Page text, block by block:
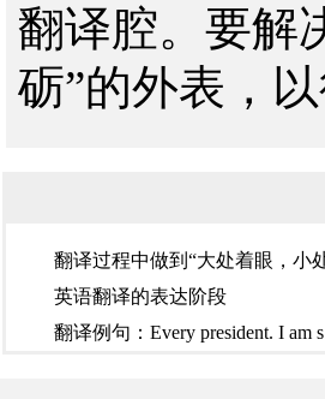
翻译腔。要解
砺”的外表，
翻译过程中做到“大处着眼，小
英语翻译的表达阶段
翻译例句：Every president. I am s